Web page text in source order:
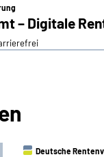
– Digitale
Deutsche